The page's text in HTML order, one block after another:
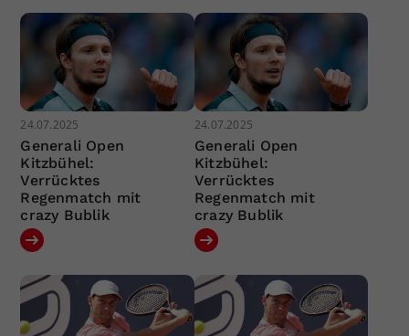
24.07.2025
Generali Open
Kitzbühel:
Verrücktes
Regenmatch mit
crazy Bublik
24.07.2025
Generali Open
Kitzbühel:
Verrücktes
Regenmatch mit
crazy Bublik